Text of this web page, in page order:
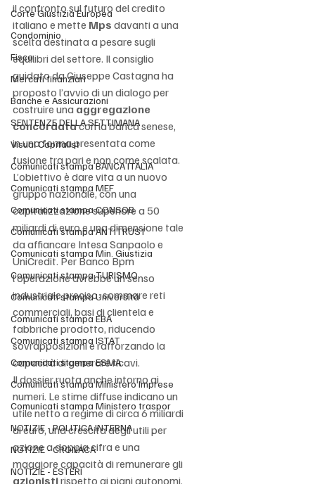
Corte Giustizia Europea
Condominio
Fisco
Mercati finanziari
Banche e Assicurazioni
SENTENZE DELLA SETTIMANA
Visual Capitalist
Comunicati stampa BANCA ITALIA
Comunicati stampa MEF
Comunicati stampa CONSOB
Comunicati stampa ANTITRUST
Comunicati stampa Min. Giustizia
Comunicati stampa TURISMO
Comunicati stampa Università
Comunicati stampa EBA
Comunicati stampa ISTAT
Comunicati stampa ESMA
Comunicati stampa Ministero Imprese
Comunicati stampa Ministero traspor
NOTIZIE - POLITICA INTERNA
NOTIZIE - CRONACA
NOTIZIE - ESTERI
il confronto sul futuro del credito
italiano e mette Mps davanti a una
scelta destinata a pesare sugli
equilibri del settore. Il consiglio
guidato da Giuseppe Castagna ha
proposto l’avvio di un dialogo per
costruire una aggregazione
concordata con la banca senese,
in una forma presentata come
fusione tra pari e non come scalata.
L’obiettivo è dare vita a un nuovo
gruppo nazionale, con una
capitalizzazione superiore a 50
miliardi di euro e una dimensione tale
da affiancare Intesa Sanpaolo e
UniCredit. Per Banco Bpm
l’operazione avrebbe un senso
industriale preciso: sommare reti
commerciali, basi di clientela e
fabbriche prodotto, riducendo
sovrapposizioni e rafforzando la
capacità di generare ricavi.
Il dossier ruota anche intorno ai
numeri. Le stime diffuse indicano un
utile netto a regime di circa 6 miliardi
di euro, una crescita degli utili per
azione a doppia cifra e una
maggiore capacità di remunerare gli
azionisti rispetto ai piani autonomi.